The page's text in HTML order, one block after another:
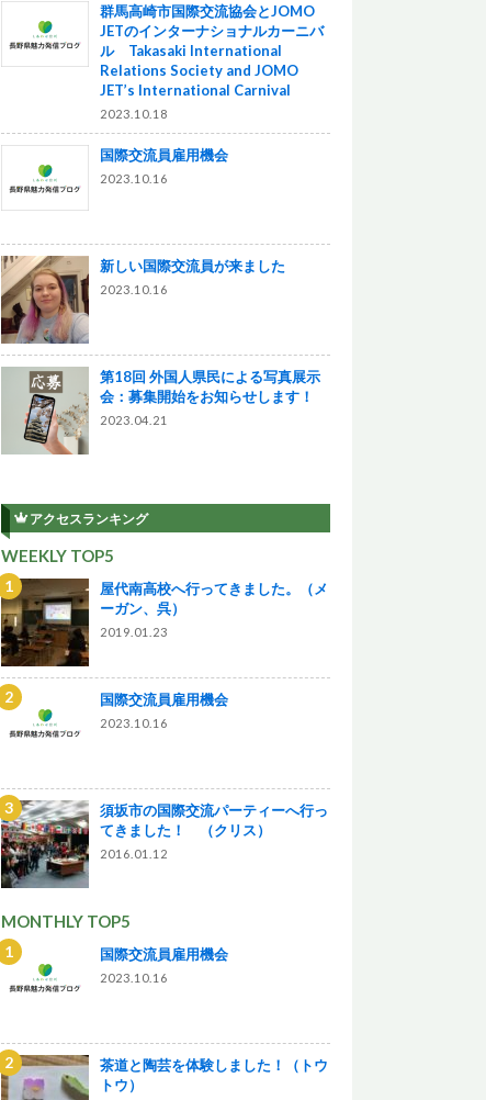
群馬高崎市国際交流協会とJOMO
JETのインターナショナルカーニバ
ル Takasaki International
Relations Society and JOMO
JET’s International Carnival
2023.10.18
国際交流員雇用機会
2023.10.16
新しい国際交流員が来ました
2023.10.16
第18回 外国人県民による写真展示
会：募集開始をお知らせします！
2023.04.21
アクセスランキング
WEEKLY TOP5
屋代南高校へ行ってきました。（メ
ーガン、呉）
2019.01.23
国際交流員雇用機会
2023.10.16
須坂市の国際交流パーティーへ行っ
てきました！ （クリス）
2016.01.12
MONTHLY TOP5
国際交流員雇用機会
2023.10.16
茶道と陶芸を体験しました！（トウ
トウ）